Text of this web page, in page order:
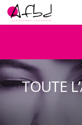
À propos
Formations
TOUTE